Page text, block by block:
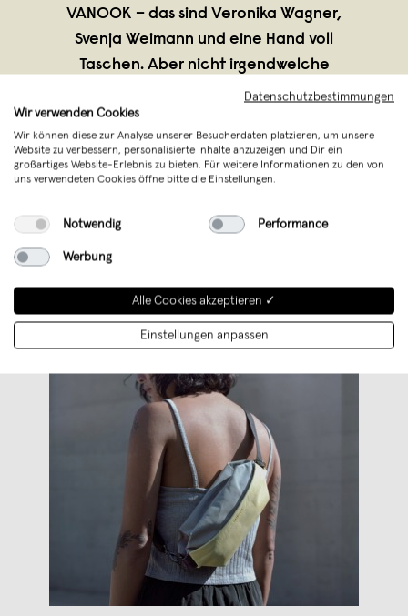
VANOOK – das sind Veronika Wagner,
Svenja Weimann und eine Hand voll
Taschen. Aber nicht irgendwelche
Taschen, sondern solche, die eine starke
Handschrift zeichnet, deren Style aber
unverkennbar unaufdringlich bleibt.
Wichtig neben der klar...
Datenschutzbestimmungen
Wir verwenden Cookies
Wir können diese zur Analyse unserer Besucherdaten platzieren, um unsere
Website zu verbessern, personalisierte Inhalte anzuzeigen und Dir ein
großartiges Website-Erlebnis zu bieten. Für weitere Informationen zu den von
uns verwendeten Cookies öffne bitte die Einstellungen.
Notwendig Performance
Werbung
Alle Cookies akzeptieren ✓
Einstellungen anpassen